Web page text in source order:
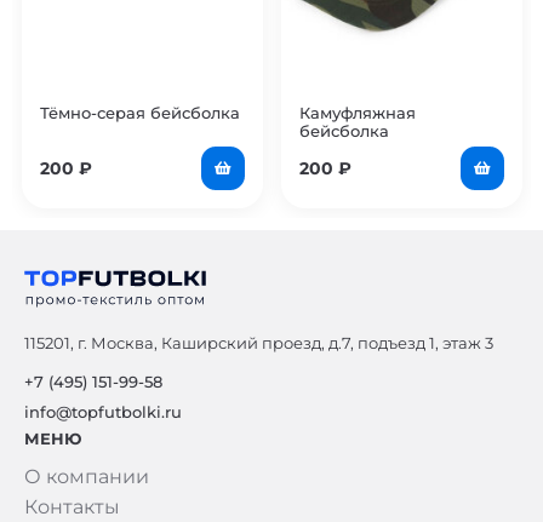
Тёмно-серая бейсболка
200 ₽
Камуфляжная
бейсболка
200 ₽
115201, г. Москва, Каширский проезд, д.7, подъезд 1, этаж 3
+7 (495) 151-99-58
info@topfutbolki.ru
МЕНЮ
О компании
Контакты